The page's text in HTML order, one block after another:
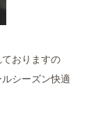
おりますの
シーズン快適